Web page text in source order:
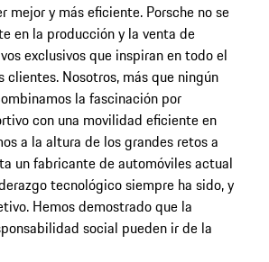
mejor y más eficiente. Porsche no se
en la producción y la venta de
exclusivos que inspiran en todo el
clientes. Nosotros, más que ningún
la fascinación por
con una movilidad eficiente en
a la altura de los grandes retos a
un fabricante de automóviles actual
tecnológico siempre ha sido, y
Hemos demostrado que la
social pueden ir de la